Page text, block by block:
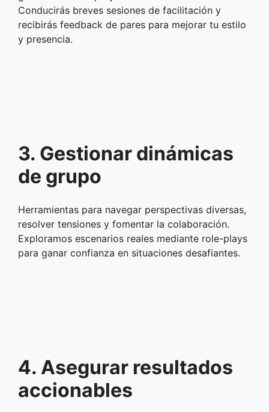
Conducirás breves sesiones de facilitación y
recibirás feedback de pares para mejorar tu estilo
y presencia.
3. Gestionar dinámicas
de grupo
Herramientas para navegar perspectivas diversas,
resolver tensiones y fomentar la colaboración.
Exploramos escenarios reales mediante role-plays
para ganar confianza en situaciones desafiantes.
4. Asegurar resultados
accionables